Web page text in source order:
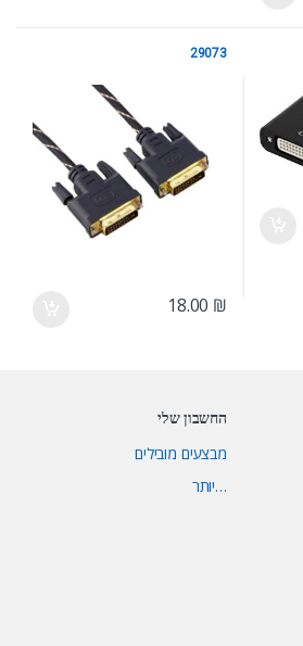
29073
18.00 ₪
החשבון שלי
מבצעים מובילים
…יותר